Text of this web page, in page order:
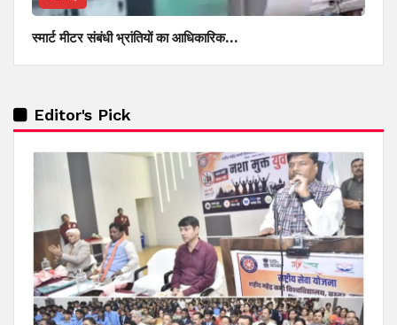
स्मार्ट मीटर संबंधी भ्रांतियों का आधिकारिक…
Editor's Pick